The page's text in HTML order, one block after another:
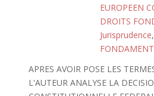
EUROPEEN
DROITS
Jurisprudence,
APRES AVOIR POSE LES
L'AUTEUR ANALYSE LA